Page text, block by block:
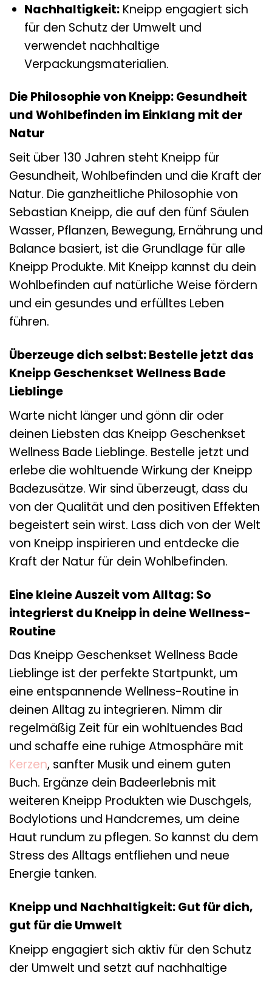
Nachhaltigkeit:Kneipp engagiert sich
für den Schutz der Umwelt und
verwendet nachhaltige
Verpackungsmaterialien.
Die Philosophie von Kneipp: Gesundheit
und Wohlbefinden im Einklang mit der
Natur
Seit über 130 Jahren steht Kneipp für
Gesundheit, Wohlbefinden und die Kraft der
Natur. Die ganzheitliche Philosophie von
Sebastian Kneipp, die auf den fünf Säulen
Wasser, Pflanzen, Bewegung, Ernährung und
Balance basiert, ist die Grundlage für alle
Kneipp Produkte. Mit Kneipp kannst du dein
Wohlbefinden auf natürliche Weise fördern
und ein gesundes und erfülltes Leben
führen.
Überzeuge dich selbst: Bestelle jetzt das
Kneipp Geschenkset Wellness Bade
Lieblinge
Warte nicht länger und gönn dir oder
deinen Liebsten das Kneipp Geschenkset
Wellness Bade Lieblinge. Bestelle jetzt und
erlebe die wohltuende Wirkung der Kneipp
Badezusätze. Wir sind überzeugt, dass du
von der Qualität und den positiven Effekten
begeistert sein wirst. Lass dich von der Welt
von Kneipp inspirieren und entdecke die
Kraft der Natur für dein Wohlbefinden.
Eine kleine Auszeit vom Alltag: So
integrierst du Kneipp in deine Wellness-
Routine
Das Kneipp Geschenkset Wellness Bade
Lieblinge ist der perfekte Startpunkt, um
eine entspannende Wellness-Routine in
deinen Alltag zu integrieren. Nimm dir
regelmäßig Zeit für ein wohltuendes Bad
und schaffe eine ruhige Atmosphäre mit
Kerzen, sanfter Musik und einem guten
Buch. Ergänze dein Badeerlebnis mit
weiteren Kneipp Produkten wie Duschgels,
Bodylotions und Handcremes, um deine
Haut rundum zu pflegen. So kannst du dem
Stress des Alltags entfliehen und neue
Energie tanken.
Kneipp und Nachhaltigkeit: Gut für dich,
gut für die Umwelt
Kneipp engagiert sich aktiv für den Schutz
der Umwelt und setzt auf nachhaltige